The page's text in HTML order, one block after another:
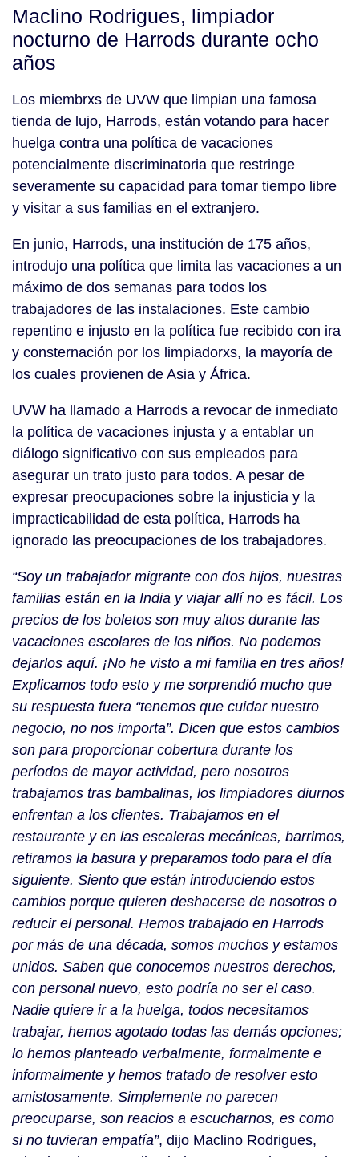
Maclino Rodrigues, limpiador
nocturno de Harrods durante ocho
años
Los miembrxs de UVW que limpian una famosa
tienda de lujo, Harrods, están votando para hacer
huelga contra una política de vacaciones
potencialmente discriminatoria que restringe
severamente su capacidad para tomar tiempo libre
y visitar a sus familias en el extranjero.
En junio, Harrods, una institución de 175 años,
introdujo una política que limita las vacaciones a un
máximo de dos semanas para todos los
trabajadores de las instalaciones. Este cambio
repentino e injusto en la política fue recibido con ira
y consternación por los limpiadorxs, la mayoría de
los cuales provienen de Asia y África.
UVW ha llamado a Harrods a revocar de inmediato
la política de vacaciones injusta y a entablar un
diálogo significativo con sus empleados para
asegurar un trato justo para todos. A pesar de
expresar preocupaciones sobre la injusticia y la
impracticabilidad de esta política, Harrods ha
ignorado las preocupaciones de los trabajadores.
“Soy un trabajador migrante con dos hijos, nuestras
familias están en la India y viajar allí no es fácil. Los
precios de los boletos son muy altos durante las
vacaciones escolares de los niños. No podemos
dejarlos aquí. ¡No he visto a mi familia en tres años!
Explicamos todo esto y me sorprendió mucho que
su respuesta fuera “tenemos que cuidar nuestro
negocio, no nos importa”. Dicen que estos cambios
son para proporcionar cobertura durante los
períodos de mayor actividad, pero nosotros
trabajamos tras bambalinas, los limpiadores diurnos
enfrentan a los clientes. Trabajamos en el
restaurante y en las escaleras mecánicas, barrimos,
retiramos la basura y preparamos todo para el día
siguiente. Siento que están introduciendo estos
cambios porque quieren deshacerse de nosotros o
reducir el personal. Hemos trabajado en Harrods
por más de una década, somos muchos y estamos
unidos. Saben que conocemos nuestros derechos,
con personal nuevo, esto podría no ser el caso.
Nadie quiere ir a la huelga, todos necesitamos
trabajar, hemos agotado todas las demás opciones;
lo hemos planteado verbalmente, formalmente e
informalmente y hemos tratado de resolver esto
amistosamente. Simplemente no parecen
preocuparse, son reacios a escucharnos, es como
si no tuvieran empatía”, dijo Maclino Rodrigues,